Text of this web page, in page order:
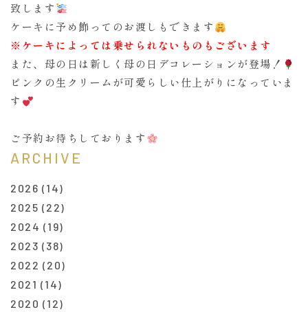
致します
ケーキに予め飾ってのお渡しもできます
※ケーキによっては乗せられないものもございます
また、母の日は新しく母の日デコレーションが登場！
ピンクの生クリームが可愛らしい仕上がりになっていま
す
ご予約お待ちしております
ARCHIVE
2026 (14)
2025 (22)
2024 (19)
2023 (38)
2022 (20)
2021 (14)
2020 (12)